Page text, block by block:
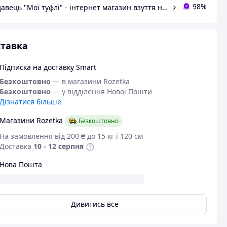
Продавець "Мої туфлі" - інтернет магазин взуття на всі випадки життя. 98%
на доставку Smart
— в магазини Rozetka
— у відділення Нової Пошти
більше
Rozetka
Безкоштовно
замовлення від 200 ₴ до 15 кг і 120 см
10 - 12 серпня
Пошта
Дивитись все